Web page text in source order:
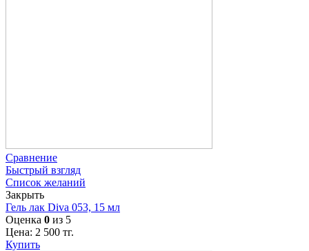
Сравнение
Быстрый взгляд
Список желаний
Закрыть
Гель лак Diva 053, 15 мл
Оценка 0 из 5
Цена: 2 500 тг.
Купить